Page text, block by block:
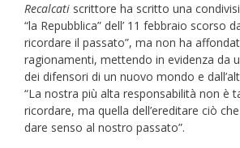
Recalcati scrittore ha scritto una
“la Repubblica” dell’ 11 febbraio scorso
ricordare il passato”, ma non ha
ragionamenti, mettendo in evidenza da
dei difensori di un nuovo mondo e
“La nostra più alta responsabilità non è
ricordare, ma quella dell’ereditare ciò
dare senso al nostro passato”.